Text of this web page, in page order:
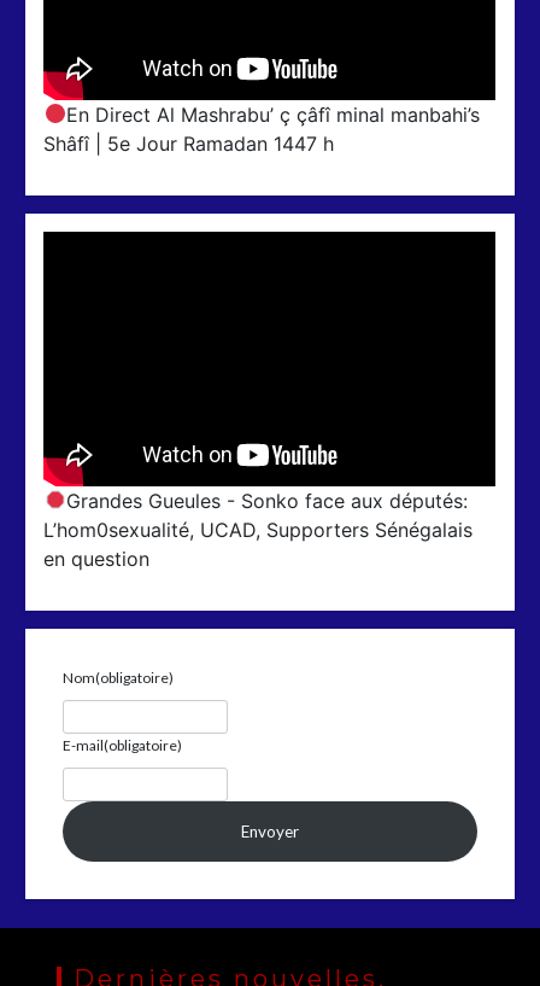
En Direct Al Mashrabu’ ç çâfî minal manbahi’s
Shâfî | 5e Jour Ramadan 1447 h
Grandes Gueules - Sonko face aux députés:
L’hom0sexualité, UCAD, Supporters Sénégalais
en question
Nom(obligatoire)
E-mail(obligatoire)
Envoyer
Dernières nouvelles,